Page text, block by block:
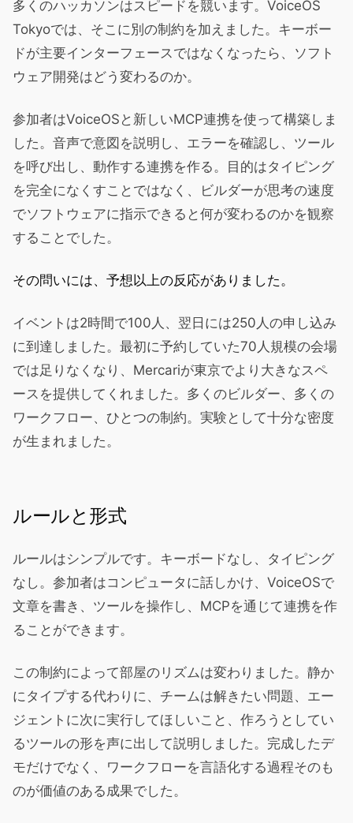
多くのハッカソンはスピードを競います。VoiceOS
Tokyoでは、そこに別の制約を加えました。キーボー
ドが主要インターフェースではなくなったら、ソフト
ウェア開発はどう変わるのか。
参加者はVoiceOSと新しいMCP連携を使って構築しま
した。音声で意図を説明し、エラーを確認し、ツール
を呼び出し、動作する連携を作る。目的はタイピング
を完全になくすことではなく、ビルダーが思考の速度
でソフトウェアに指示できると何が変わるのかを観察
することでした。
その問いには、予想以上の反応がありました。
イベントは2時間で100人、翌日には250人の申し込み
に到達しました。最初に予約していた70人規模の会場
では足りなくなり、Mercariが東京でより大きなスペ
ースを提供してくれました。多くのビルダー、多くの
ワークフロー、ひとつの制約。実験として十分な密度
が生まれました。
ルールと形式
ルールはシンプルです。キーボードなし、タイピング
なし。参加者はコンピュータに話しかけ、VoiceOSで
文章を書き、ツールを操作し、MCPを通じて連携を作
ることができます。
この制約によって部屋のリズムは変わりました。静か
にタイプする代わりに、チームは解きたい問題、エー
ジェントに次に実行してほしいこと、作ろうとしてい
るツールの形を声に出して説明しました。完成したデ
モだけでなく、ワークフローを言語化する過程そのも
のが価値のある成果でした。